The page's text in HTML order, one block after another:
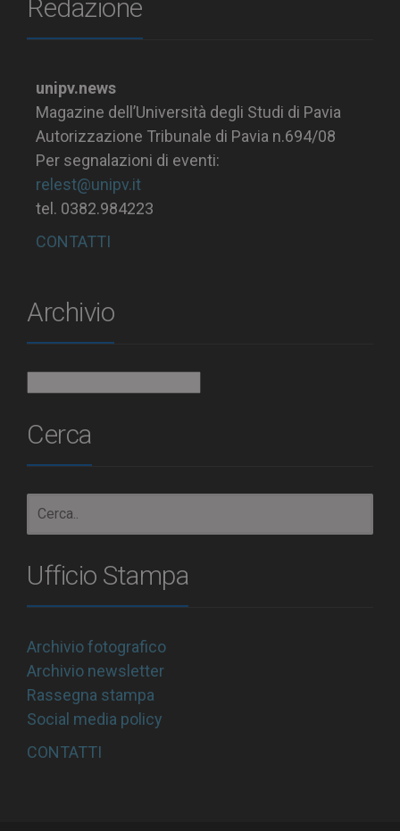
Redazione
unipv.news
Magazine dell’Università degli Studi di Pavia
Autorizzazione Tribunale di Pavia n.694/08
Per segnalazioni di eventi:
relest@unipv.it
tel. 0382.984223
CONTATTI
Archivio
Cerca
Ufficio Stampa
Archivio fotografico
Archivio newsletter
Rassegna stampa
Social media policy
CONTATTI